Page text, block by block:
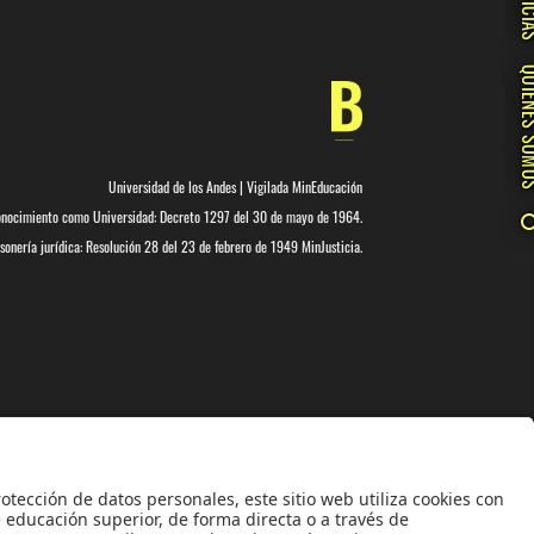
Universidad de los Andes | Vigilada MinEducación
como Universidad: Decreto 1297 del 30 de mayo de 1964.
jurídica: Resolución 28 del 23 de febrero de 1949 MinJusticia.